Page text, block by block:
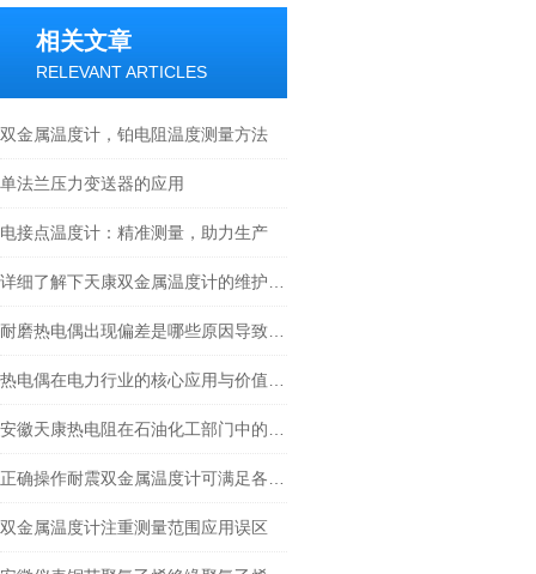
相关文章
RELEVANT ARTICLES
双金属温度计，铂电阻温度测量方法
单法兰压力变送器的应用
电接点温度计：精准测量，助力生产
双金属温度计注重测量范围应用误区